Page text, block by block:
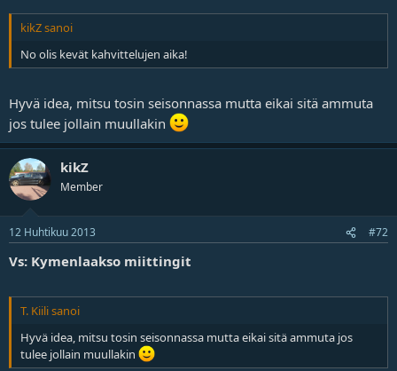
kikZ sanoi
No olis kevät kahvittelujen aika!
Hyvä idea, mitsu tosin seisonnassa mutta eikai sitä ammuta
jos tulee jollain muullakin
kikZ
Member
12 Huhtikuu 2013 #72
Vs: Kymenlaakso miittingit
T. Kiili sanoi
Hyvä idea, mitsu tosin seisonnassa mutta eikai sitä ammuta jos
tulee jollain muullakin